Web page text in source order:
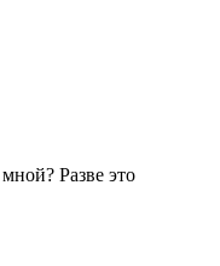
Разве это